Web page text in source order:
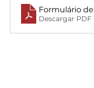
Formulário de
Descargar PDF